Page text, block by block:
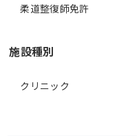
柔道整復師免許
施設種別
クリニック